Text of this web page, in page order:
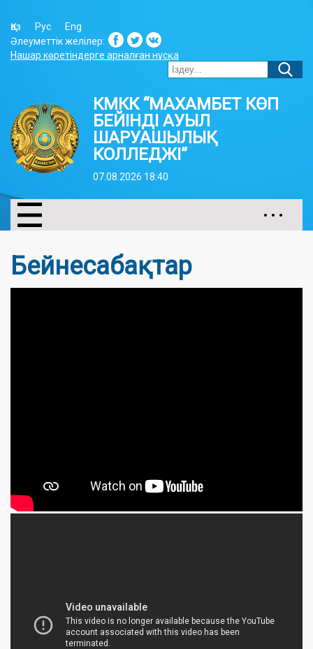
Қаз Рус
Eng
Әлеуметтік желілер:
Нашар көретіндерге арналған нұсқа
КМКК “МАХАМБЕТ КӨП
БЕЙІНДІ АУЫЛ
ШАРУАШЫЛЫҚ
КОЛЛЕДЖІ”
07.08.2026 18:40
• • •
Бейнесабақтар